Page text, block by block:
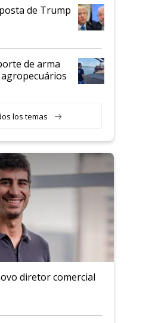
de Trump
de arma
los temas
diretor comercial